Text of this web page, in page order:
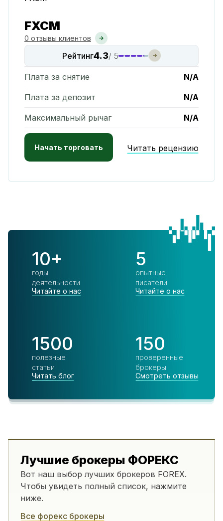
FXCM
0 отзывы клиентов
Рейтинг4.3/ 5
Плата за снятие N/A
Плата за депозит N/A
Максимальный рычаг N/A
Начать торговать Читать рецензию
10+
годы
деятельности
Читайте о нас
5
опытные
писатели
Читайте о нас
1500
полезные
статьи
Читать блог
150
проверенные
брокеры
Смотреть отзывы
Лучшие брокеры ФОРЕКС
Вот наш выбор лучших брокеров FOREX.
Чтобы увидеть полный список, нажмите
ниже.
Все форекс брокеры